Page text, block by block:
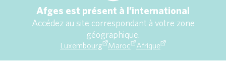
Afges est présent à l’international
Accédez au site correspondant à votre zone
géographique.
Luxembourg Maroc Afrique